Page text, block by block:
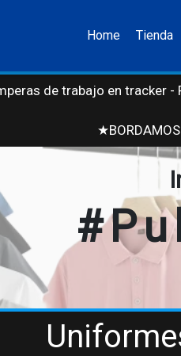
Home Tienda
de trabajo en tracker -